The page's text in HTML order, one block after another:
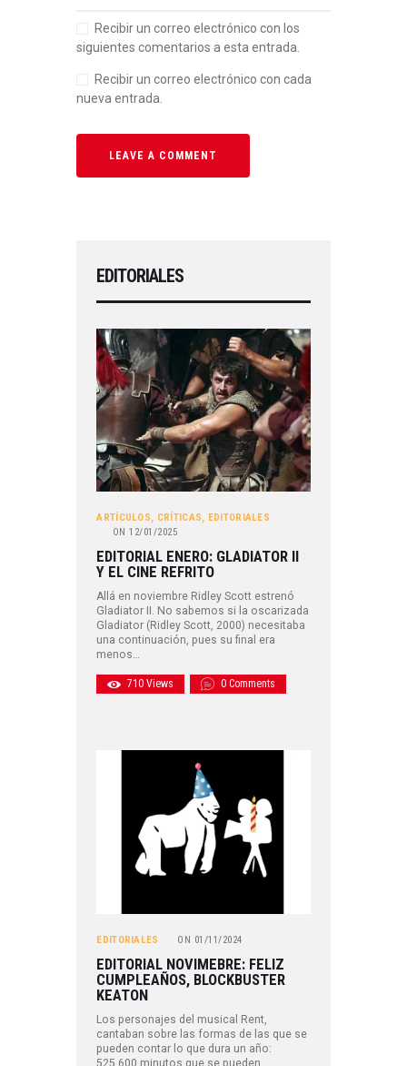
Recibir un correo electrónico con los
siguientes comentarios a esta entrada.
Recibir un correo electrónico con cada
nueva entrada.
EDITORIALES
ARTÍCULOS, CRÍTICAS, EDITORIALES
ON 12/01/2025
EDITORIAL ENERO: GLADIATOR II
Y EL CINE REFRITO
Allá en noviembre Ridley Scott estrenó
Gladiator II. No sabemos si la oscarizada
Gladiator (Ridley Scott, 2000) necesitaba
una continuación, pues su final era
menos…
710 Views 0 Comments
EDITORIALES ON 01/11/2024
EDITORIAL NOVIMEBRE: FELIZ
CUMPLEAÑOS, BLOCKBUSTER
KEATON
Los personajes del musical Rent,
cantaban sobre las formas de las que se
pueden contar lo que dura un año:
525.600 minutos que se pueden…